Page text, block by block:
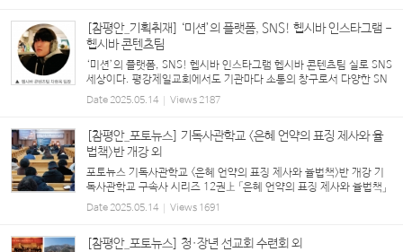
[참평안_기획취재] ‘미션’의 플랫폼, SNS! 헵시바 인스타그램 -
헵시바 콘텐츠팀
‘미션’의 플랫폼, SNS! 헵시바 인스타그램 헵시바 콘텐츠팀 실로 SNS
세상이다. 평강제일교회에서도 기관마다 소통의 창구로서 다양한 SN
S를 활용하고 있는 중이다. 최근 SNS 플랫폼에 대대적인 변화를 시도
하고 있는 청년1부 헵시바 선교회를 찾아봤다...
Date2025.05.14 Views2187
[참평안_포토뉴스] 기독사관학교 <은혜 언약의 표징 제사와 율
법책>반 개강 외
포토뉴스 기독사관학교 <은혜 언약의 표징 제사와 율법책>반 개강 기
독사관학교 구속사 시리즈 12권上 「은혜 언약의 표징 제사와 율법책」
반이 처음으로 개강했다. 이번 학기는 토요 미스바반(3/15), 주일 오
전반과 오후반(3/16), 월요 구역장반(3/17)...
Date2025.05.14 Views 1691
[참평안_포토뉴스] 청·장년 선교회 수련회 외